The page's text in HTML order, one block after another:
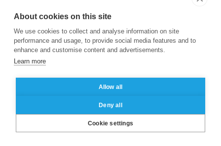
Décembre 2026
3
2026
11:00
12:00
About cookies on this site
We use cookies to collect and analyse information on site
performance and usage, to provide social media features and to
enhance and customise content and advertisements.
Learn more
Allow all
Deny all
Cookie settings